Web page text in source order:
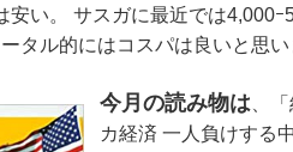
安い。 サスガに最近では4,000
タル的にはコスパは良いと思い
今月の読み物は 、
カ経済 一人負けする